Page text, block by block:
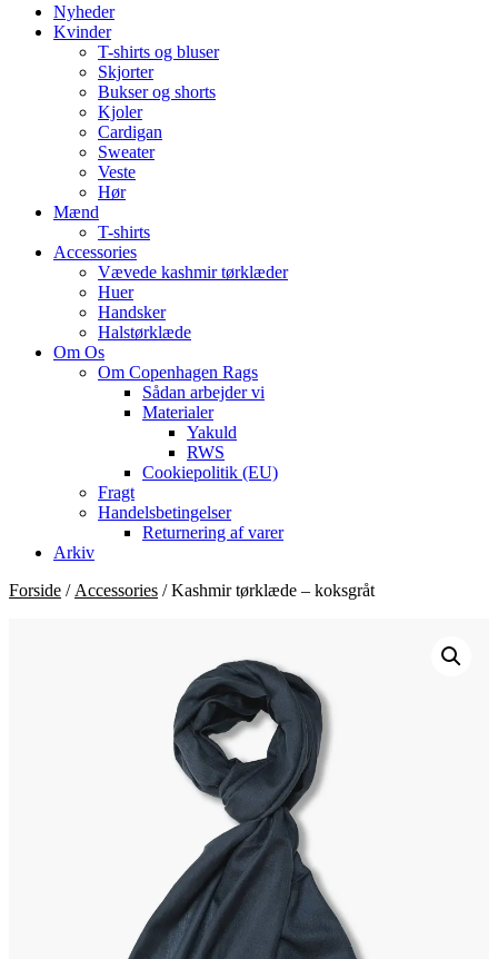
Nyheder
Kvinder
T-shirts og bluser
Skjorter
Bukser og shorts
Kjoler
Cardigan
Sweater
Veste
Hør
Mænd
T-shirts
Accessories
Vævede kashmir tørklæder
Huer
Handsker
Halstørklæde
Om Os
Om Copenhagen Rags
Sådan arbejder vi
Materialer
Yakuld
RWS
Cookiepolitik (EU)
Fragt
Handelsbetingelser
Returnering af varer
Arkiv
Forside / Accessories / Kashmir tørklæde – koksgråt